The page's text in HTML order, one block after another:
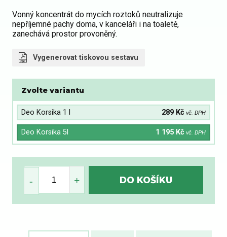
Vonný koncentrát do mycích roztoků neutralizuje
nepříjemné pachy doma, v kanceláři i na toaletě,
zanechává prostor provoněný.
Vygenerovat tiskovou sestavu
Zvolte variantu
Deo Korsika 1 l 289 Kč vč. DPH
Deo Korsika 5l 1 195 Kč vč. DPH